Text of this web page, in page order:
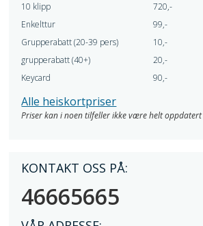
10 klipp 720,-
Enkelttur
99,-
Grupperabatt (20-39 pers)
10,-
grupperabatt (40+)
20,-
Keycard
90,-
Alle heiskortpriser
Priser kan i noen tilfeller ikke være helt oppdatert
KONTAKT OSS PÅ:
46665665